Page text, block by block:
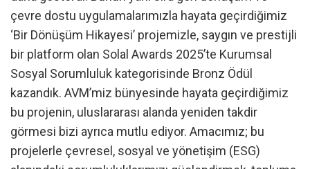
çevre dostu uygulamalarımızla hayata geçirdiğimiz
‘Bir Dönüşüm Hikayesi’ projemizle, saygın ve prestijli
bir platform olan Solal Awards 2025’te Kurumsal
Sosyal Sorumluluk kategorisinde Bronz Ödül
kazandık. AVM’miz bünyesinde hayata geçirdiğimiz
bu projenin, uluslararası alanda yeniden takdir
görmesi bizi ayrıca mutlu ediyor. Amacımız; bu
projelerle çevresel, sosyal ve yönetişim (ESG)